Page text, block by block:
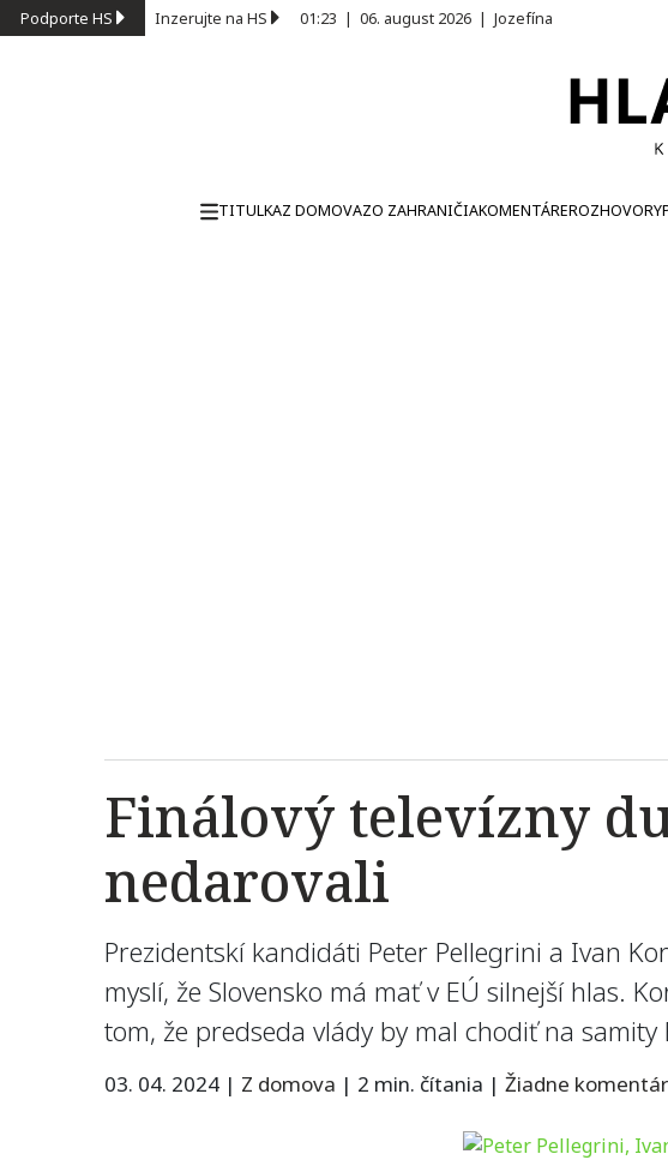
Podporte HS Inzerujte na HS 01:23 | 06. august 2026 | Jozefína
TITULKAZ DOMOVAZO ZAHRANIČIAKOMENTÁREROZHOVORY
Finálový televízny
nedarovali
Prezidentskí kandidáti Peter Pellegrini a Ivan
myslí, že Slovensko má mať v EÚ silnejší hlas.
tom, že predseda vlády by mal chodiť na
03. 04. 2024 | Z domova | 2 min. čítania | Žiadne